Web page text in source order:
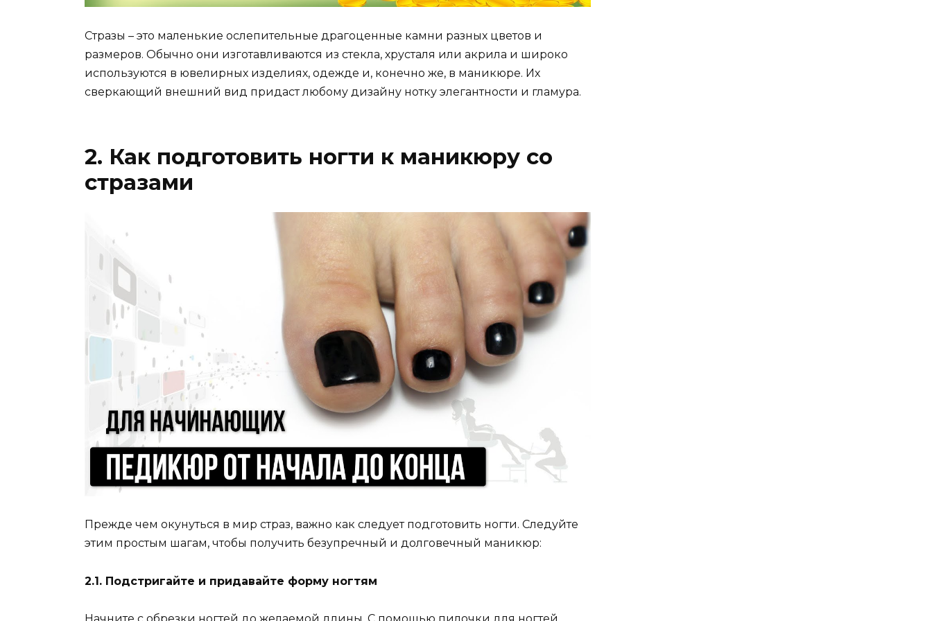
Стразы – это маленькие ослепительные драгоценные камни разных цветов и
размеров. Обычно они изготавливаются из стекла, хрусталя или акрила и широко
используются в ювелирных изделиях, одежде и, конечно же, в маникюре. Их
сверкающий внешний вид придаст любому дизайну нотку элегантности и гламура.
2. Как подготовить ногти к маникюру со
стразами
Прежде чем окунуться в мир страз, важно как следует подготовить ногти. Следуйте
этим простым шагам, чтобы получить безупречный и долговечный маникюр:
2.1. Подстригайте и придавайте форму ногтям
Начните с обрезки ногтей до желаемой длины. С помощью пилочки для ногтей